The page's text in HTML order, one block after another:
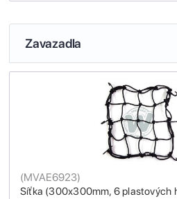
Zavazadla
Síťka (300x300mm, 6 plastových
(MVAE6923)